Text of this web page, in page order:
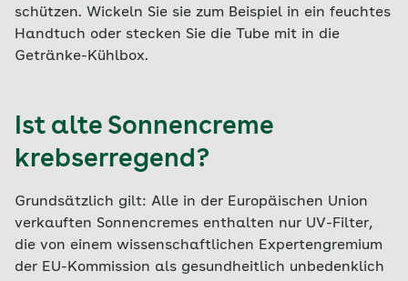
schützen. Wickeln Sie sie zum Beispiel in ein feuchtes
Handtuch oder stecken Sie die Tube mit in die
Getränke-Kühlbox.
Ist alte Sonnencreme
krebserregend?
Grundsätzlich gilt: Alle in der Europäischen Union
verkauften Sonnencremes enthalten nur UV-Filter,
die von einem wissenschaftlichen Expertengremium
der EU-Kommission als gesundheitlich unbedenklich